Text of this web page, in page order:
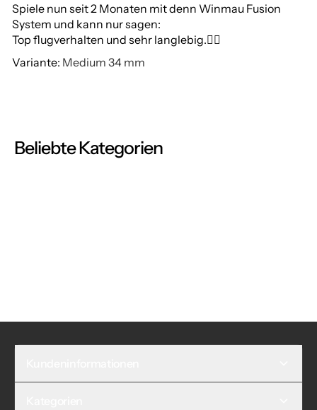
Spiele nun seit 2 Monaten mit denn Winmau Fusion
System und kann nur sagen:
Top flugverhalten und sehr langlebig.👍🏻
Medium 34 mm
Beliebte Kategorien